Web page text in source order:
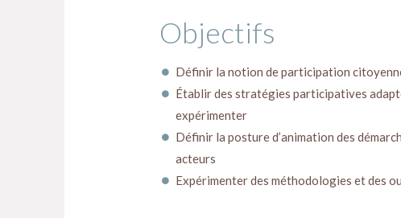
Objectifs
Définir la notion de participation
Établir des stratégies participatives
expérimenter
Définir la posture d’animation des
acteurs
Expérimenter des méthodologies et des